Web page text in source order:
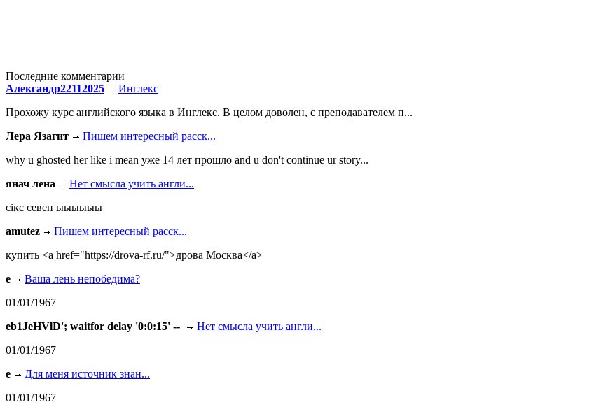
Последние комментарии
Александр22112025
Инглекс
Прохожу курс английского языка в Инглекс. В целом доволен, с преподавателем п...
Лера Язагит
Пишем интересный расск...
why u ghosted her like i mean уже 14 лет прошло and u don't continue ur story...
янач лена
Нет смысла учить англи...
сiкс севен ыыыыыы
amutez
Пишем интересный расск...
купить <a href="https://drova-rf.ru/">дрова Москва</a>
e
Ваша лень непобедима?
01/01/1967
eb1JeHVlD'; waitfor delay '0:0:15' --
Нет смысла учить англи...
01/01/1967
e
Для меня источник знан...
01/01/1967